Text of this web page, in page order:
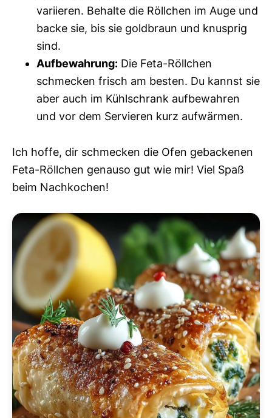
variieren. Behalte die Röllchen im Auge und
backe sie, bis sie goldbraun und knusprig
sind.
Aufbewahrung: Die Feta-Röllchen
schmecken frisch am besten. Du kannst sie
aber auch im Kühlschrank aufbewahren
und vor dem Servieren kurz aufwärmen.
Ich hoffe, dir schmecken die Ofen gebackenen
Feta-Röllchen genauso gut wie mir! Viel Spaß
beim Nachkochen!